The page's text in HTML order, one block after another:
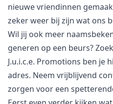
nieuwe vriendinnen
zeker weer bij zijn wat ons
Wil jij ook meer
generen op een beurs?
J.u.i.c.e. Promotions ben je
adres. Neem vrijblijvend
zorgen voor een